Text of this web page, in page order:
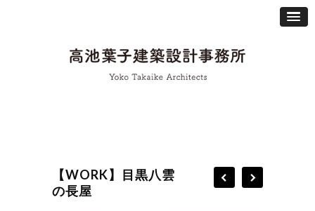
【WORK】目黒八雲
の長屋